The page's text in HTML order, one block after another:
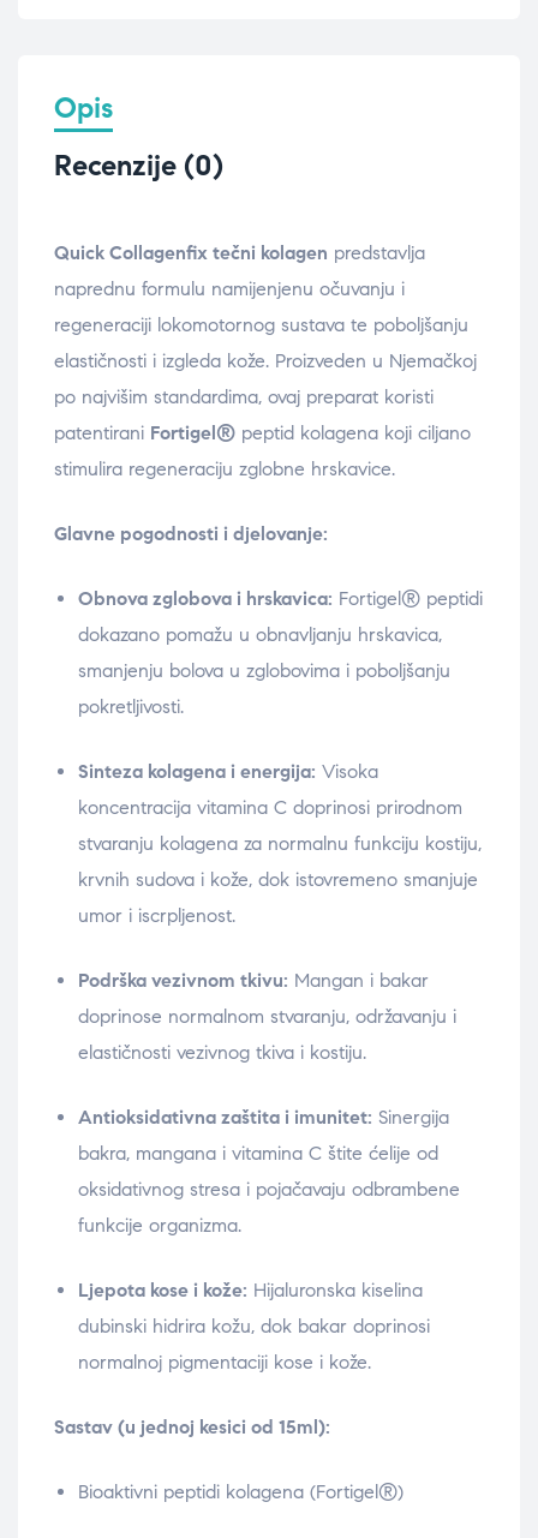
Opis
Recenzije (0)
Quick Collagenfix tečni kolagen predstavlja
naprednu formulu namijenjenu očuvanju i
regeneraciji lokomotornog sustava te poboljšanju
elastičnosti i izgleda kože. Proizveden u Njemačkoj
po najvišim standardima, ovaj preparat koristi
patentirani Fortigel® peptid kolagena koji ciljano
stimulira regeneraciju zglobne hrskavice.
Glavne pogodnosti i djelovanje:
Obnova zglobova i hrskavica: Fortigel® peptidi
dokazano pomažu u obnavljanju hrskavica,
smanjenju bolova u zglobovima i poboljšanju
pokretljivosti.
Sinteza kolagena i energija: Visoka
koncentracija vitamina C doprinosi prirodnom
stvaranju kolagena za normalnu funkciju kostiju,
krvnih sudova i kože, dok istovremeno smanjuje
umor i iscrpljenost.
Podrška vezivnom tkivu: Mangan i bakar
doprinose normalnom stvaranju, održavanju i
elastičnosti vezivnog tkiva i kostiju.
Antioksidativna zaštita i imunitet: Sinergija
bakra, mangana i vitamina C štite ćelije od
oksidativnog stresa i pojačavaju odbrambene
funkcije organizma.
Ljepota kose i kože: Hijaluronska kiselina
dubinski hidrira kožu, dok bakar doprinosi
normalnoj pigmentaciji kose i kože.
Sastav (u jednoj kesici od 15ml):
Bioaktivni peptidi kolagena (Fortigel®)